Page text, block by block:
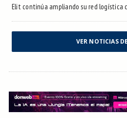
Elit continúa ampliando su red logística
VER NOTICIAS